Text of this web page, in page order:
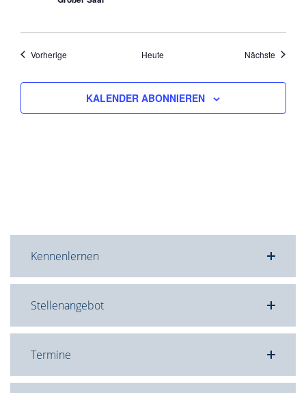
VorherigeVeranstaltungen Heute Nächste
KALENDER ABONNIEREN
Kennenlernen
Stellenangebot
Termine